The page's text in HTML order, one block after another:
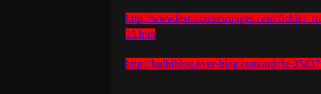
http://www.lestracteursrouges.com/
35.htm
http://bulbiblog.over-blog.com/article-